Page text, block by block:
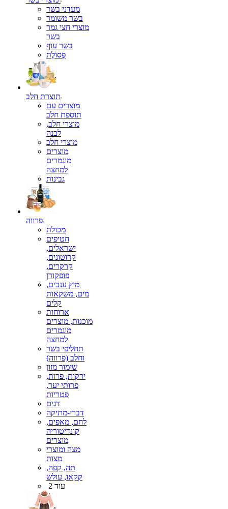
מעדני בשר
בשר משומר
מוצרי חצי גמר
בשר
בשר עוף
פְּסוֹלֶת
תוצרת חלב
מוצרים עם
תוספת חלב
מוצרי חלב,
לבנה
מוצרי חלב
מוצרים
מוגמרים
למחצה
גבינות
פרווה
מכולת
חטיפים
ישראלים,
קרוטונים,
קרקרים,
פופקורן
מיץ ענבים,
מים, משקאות
קלים
ארוחות
מוכנות, מוצרים
מוגמרים
למחצה
תחליפי בשר
וחלב (פרווה)
שימור מזון
ירקות, פרות,
פרותי יער,
פטריות
דגים
דברי-מתיקה
לחם, מאפים,
קונדיטוריה
מוצרים
מצה ומוצרי
מצות
תה, קפה,
קקאו, עולש
עוד 2